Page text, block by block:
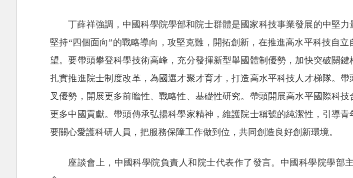
丁薛祥強調，中國科學院學部和院士群體是國家科技事業發展的中堅
堅持“四個面向”的戰略導向，攻堅克難，開拓創新，在推進高水平科技自
望。要帶頭攀登科學技術高峰，充分發揮新型舉國體制優勢，加快突破關
扎實推進院士制度改革，為國選才聚才育才，打造高水平科技人才梯隊。
叉優勢，開展更多前瞻性、戰略性、基礎性研究。帶頭開展高水平國際科
更多中國貢獻。帶頭傳承弘揚科學家精神，維護院士稱號的純潔性，引導
要關心愛護科研人員，把服務保障工作做到位，共同創造良好創新環境。
座談會上，中國科學院負責人和院士代表作了發言。中國科學院學